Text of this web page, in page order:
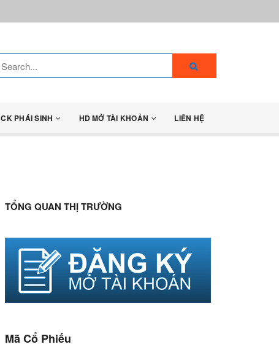
CK PHÁI SINH HD MỞ TÀI KHOẢN LIÊN HỆ
TỔNG QUAN THỊ TRƯỜNG
Mã Cổ Phiếu